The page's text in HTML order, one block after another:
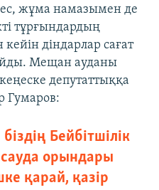
жұма намазымен де
тұрғындардың
діндарлар сағат
Мещан ауданы
депутаттыққа
Гумаров:
Бейбітшілік
орындары
қарай, қазір